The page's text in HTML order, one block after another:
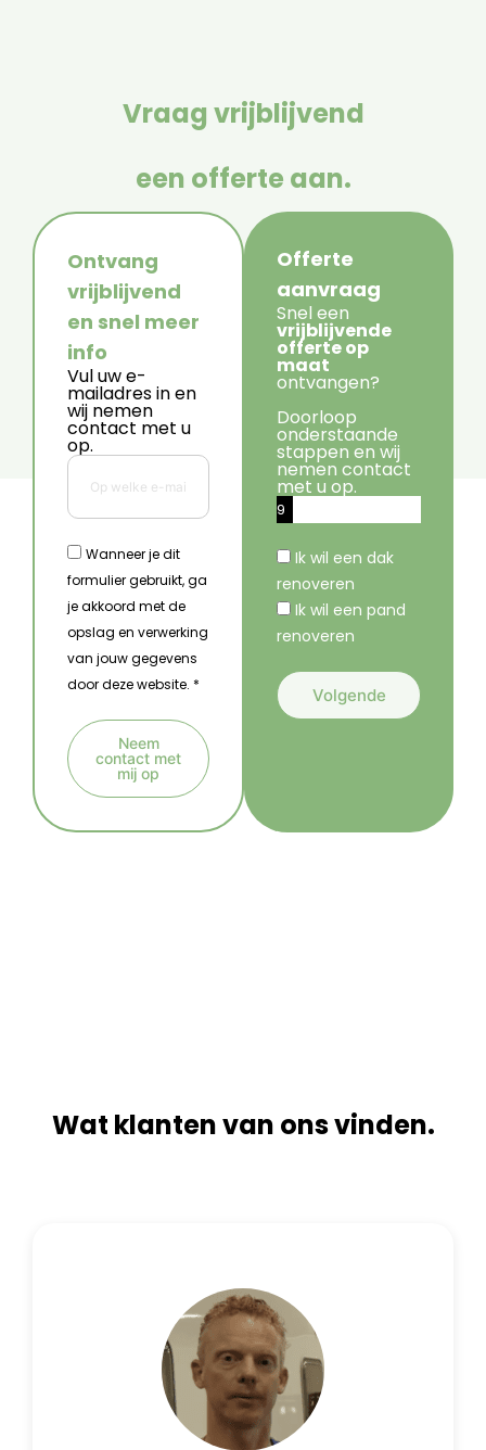
Vraag vrijblijvend
een offerte aan.
Ontvang
vrijblijvend
en snel meer
info
Vul uw e-
mailadres in en
wij nemen
contact met u
op.
Wanneer je dit
formulier gebruikt, ga
je akkoord met de
opslag en verwerking
van jouw gegevens
door deze website. *
Neem
contact met
mij op
l
Offerte
aanvraag
Snel een
vrijblijvende
offerte op
maat
ontvangen?
Doorloop
onderstaande
stappen en wij
nemen contact
met u op.
9
Ik wil een dak
renoveren
Ik wil een pand
renoveren
Volgende
r
Wat klanten van ons vinden.